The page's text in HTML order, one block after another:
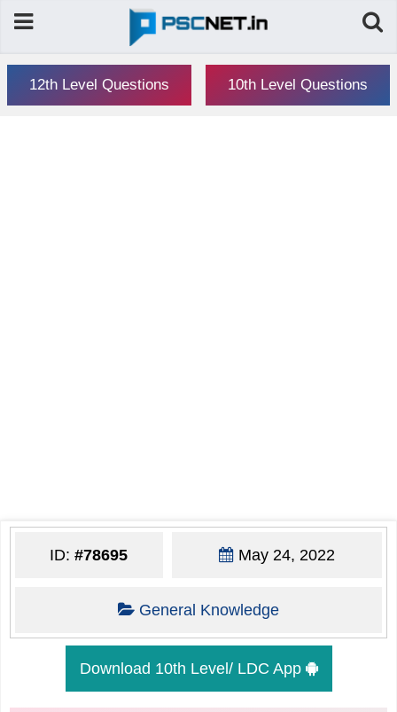
12th Level Questions 10th Level Questions
ID:#78695 May 24, 2022
General Knowledge
Download 10th Level/ LDC App